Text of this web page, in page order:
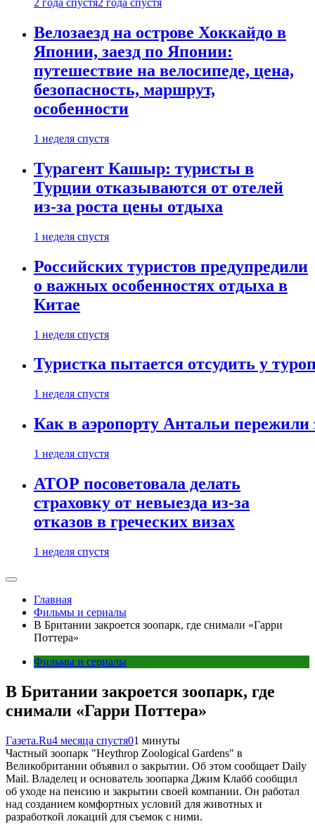
2 года спустя2 года спустя
Велозаезд на острове Хоккайдо в
Японии, заезд по Японии:
путешествие на велосипеде, цена,
безопасность, маршрут,
особенности
1 неделя спустя
Турагент Кашыр: туристы в
Турции отказываются от отелей
из-за роста цены отдыха
1 неделя спустя
Российских туристов предупредили
о важных особенностях отдыха в
Китае
1 неделя спустя
Туристка пытается отсудить у
1 неделя спустя
Как в аэропорту Антальи
1 неделя спустя
АТОР посоветовала делать
страховку от невыезда из-за
отказов в греческих визах
1 неделя спустя
Главная
Фильмы и сериалы
В Британии закроется зоопарк, где снимали «Гарри
Поттера»
Фильмы и сериалы
В Британии закроется зоопарк, где
снимали «Гарри Поттера»
Газета.Ru4 месяца спустя01 минуты
Частный зоопарк "Heythrop Zoological Gardens" в
Великобритании объявил о закрытии. Об этом сообщает Daily
Mail. Владелец и основатель зоопарка Джим Клабб сообщил
об уходе на пенсию и закрытии своей компании. Он работал
над созданием комфортных условий для животных и
разработкой локаций для съемок с ними.